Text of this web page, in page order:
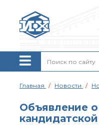
Жизнь и выдающиеся
моменты научной
деятельности
Н. Д. Зелинского
История ИОХ РАН
Администрация
Научные школы
Подразделения
института
Главная Новости
Объявление